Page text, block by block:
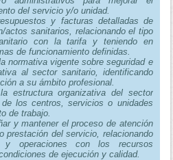
del servicio y/o unidad.
y facturas detalladas de
actos sanitarios, relacionando el tipo
con la tarifa y teniendo en
de funcionamiento definidas.
normativa vigente sobre seguridad e
al sector sanitario, identificando
a su ámbito profesional.
estructura organizativa del sector
los centros, servicios o unidades
de trabajo.
y mantener el proceso de atención
prestación del servicio, relacionando
operaciones con los recursos
de ejecución y calidad.